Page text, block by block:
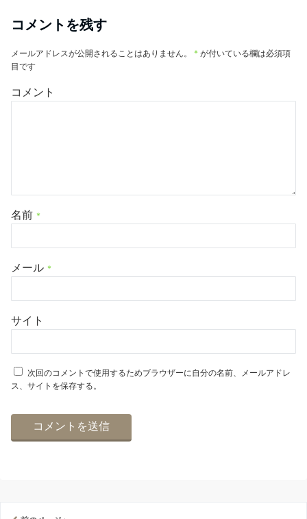
コメントを残す
メールアドレスが公開されることはありません。 * が付いている欄は必須項
目です
コメント
名前 *
メール *
サイト
次回のコメントで使用するためブラウザーに自分の名前、メールアドレ
ス、サイトを保存する。